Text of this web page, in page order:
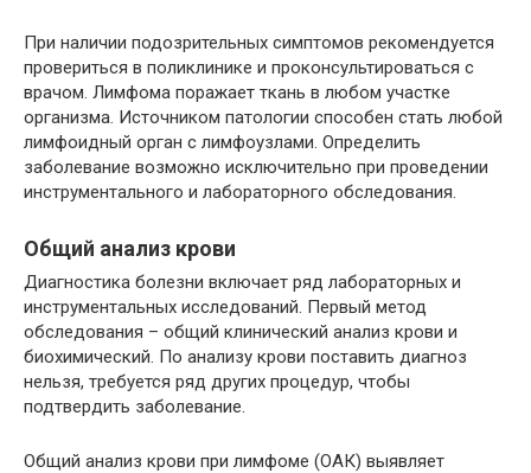
При наличии подозрительных симптомов рекомендуется
провериться в поликлинике и проконсультироваться с
врачом. Лимфома поражает ткань в любом участке
организма. Источником патологии способен стать любой
лимфоидный орган с лимфоузлами. Определить
заболевание возможно исключительно при проведении
инструментального и лабораторного обследования.
Общий анализ крови
Диагностика болезни включает ряд лабораторных и
инструментальных исследований. Первый метод
обследования – общий клинический анализ крови и
биохимический. По анализу крови поставить диагноз
нельзя, требуется ряд других процедур, чтобы
подтвердить заболевание.
Общий анализ крови при лимфоме (ОАК) выявляет